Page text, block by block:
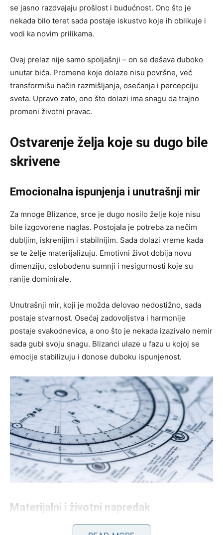
se jasno razdvajaju prošlost i budućnost. Ono što je
nekada bilo teret sada postaje iskustvo koje ih oblikuje i
vodi ka novim prilikama.
Ovaj prelaz nije samo spoljašnji – on se dešava duboko
unutar bića. Promene koje dolaze nisu površne, već
transformišu način razmišljanja, osećanja i percepciju
sveta. Upravo zato, ono što dolazi ima snagu da trajno
promeni životni pravac.
Ostvarenje želja koje su dugo bile
skrivene
Emocionalna ispunjenja i unutrašnji mir
Za mnoge Blizance, srce je dugo nosilo želje koje nisu
bile izgovorene naglas. Postojala je potreba za nečim
dubljim, iskrenijim i stabilnijim. Sada dolazi vreme kada
se te želje materijalizuju. Emotivni život dobija novu
dimenziju, oslobođenu sumnji i nesigurnosti koje su
ranije dominirale.
Unutrašnji mir, koji je možda delovao nedostižno, sada
postaje stvarnost. Osećaj zadovoljstva i harmonije
postaje svakodnevica, a ono što je nekada izazivalo nemir
sada gubi svoju snagu. Blizanci ulaze u fazu u kojoj se
emocije stabilizuju i donose duboku ispunjenost.
Materijalni i životni napredak
Pored emotivnog ispunjenja, dolazi i period značajnog